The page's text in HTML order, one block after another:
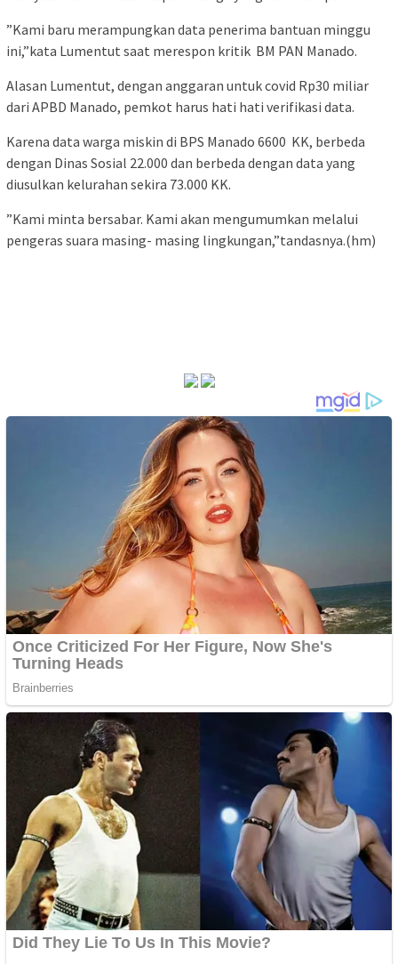
”Kami baru merampungkan data penerima bantuan minggu
ini,”kata Lumentut saat merespon kritik BM PAN Manado.
Alasan Lumentut, dengan anggaran untuk covid Rp30 miliar
dari APBD Manado, pemkot harus hati hati verifikasi data.
Karena data warga miskin di BPS Manado 6600 KK, berbeda
dengan Dinas Sosial 22.000 dan berbeda dengan data yang
diusulkan kelurahan sekira 73.000 KK.
”Kami minta bersabar. Kami akan mengumumkan melalui
pengeras suara masing- masing lingkungan,”tandasnya.(hm)